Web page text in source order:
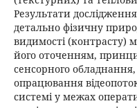
Результати
детально фізичну
видимості (контрасту)
його оточенням,
сенсорного
опрацювання
системі у межах